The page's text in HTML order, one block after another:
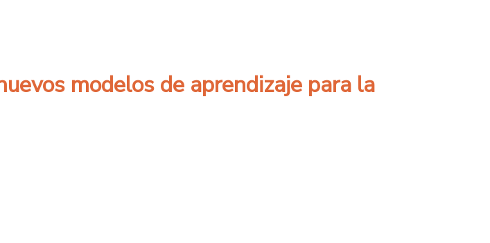
de liderazgo y supervisión en curso de CAI Usach
modelos de aprendizaje para la